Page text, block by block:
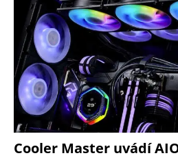
Cooler Master uvádí